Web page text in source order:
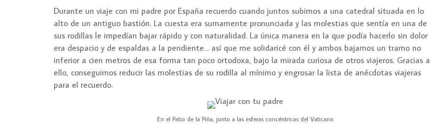
Durante un viaje con mi padre por España recuerdo cuando juntos subimos a una catedral situada en lo
alto de un antiguo bastión. La cuesta era sumamente pronunciada y las molestias que sentía en una de
sus rodillas le impedían bajar rápido y con naturalidad. La única manera en la que podía hacerlo sin dolor
era despacio y de espaldas a la pendiente… así que me solidaricé con él y ambos bajamos un tramo no
inferior a cien metros de esa forma tan poco ortodoxa, bajo la mirada curiosa de otros viajeros. Gracias a
ello, conseguimos reducir las molestias de su rodilla al mínimo y engrosar la lista de anécdotas viajeras
para el recuerdo.
En el Patio de la Piña, junto a las esferas concéntricas del Vaticano